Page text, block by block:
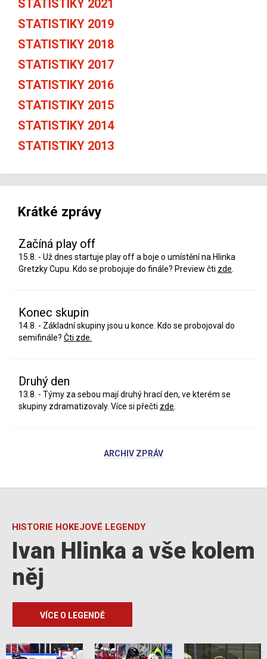
STATISTIKY 2021
STATISTIKY 2019
STATISTIKY 2018
STATISTIKY 2017
STATISTIKY 2016
STATISTIKY 2015
STATISTIKY 2014
STATISTIKY 2013
Krátké zprávy
Začíná play off
15.8. - Už dnes startuje play off a boje o umístění na Hlinka
Gretzky Cupu. Kdo se probojuje do finále? Preview čti zde
Konec skupin
14.8. - Základní skupiny jsou u konce. Kdo se probojoval do
semifinále? Čti zde.
Druhý den
13.8. - Týmy za sebou mají druhý hrací den, ve kterém se
skupiny zdramatizovaly. Více si přečti zde
ARCHIV ZPRÁV
HISTORIE HOKEJOVÉ LEGENDY
Ivan Hlinka a vše kolem
něj
VÍCE O LEGENDĚ